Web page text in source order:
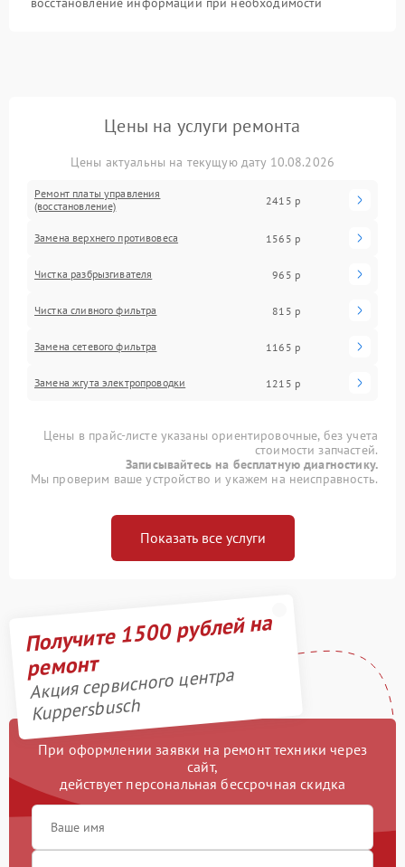
Цены на услуги ремонта
Цены актуальны на текущую дату 10.08.2026
Ремонт платы управления
(восстановление)
2415 р
Замена верхнего противовеса 1565 р
Чистка разбрызгивателя 965 р
Чистка сливного фильтра 815 р
Замена сетевого фильтра 1165 р
Замена жгута электропроводки 1215 р
Цены в прайс-листе указаны ориентировочные, без учета
стоимости запчастей.
Записывайтесь на бесплатную диагностику.
Мы проверим ваше устройство и укажем на неисправность.
Показать все услуги
Получите 1500 рублей на
ремонт
Акция сервисного центра
Kuppersbusch
При оформлении заявки на ремонт техники через
сайт,
действует персональная бессрочная скидка